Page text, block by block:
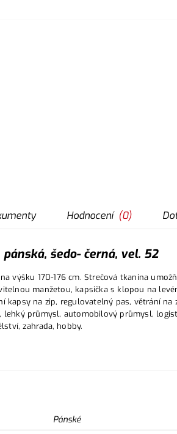
Hodnocení (0)
pánská, šedo- černá, vel. 52
výšku 170-176 cm. Strečová tkanina
manžetou, kapsička s klopou na
kapsy na zip, regulovatelný pas, větrání na
průmysl, automobilový průmysl,
zahrada, hobby.
Pánské